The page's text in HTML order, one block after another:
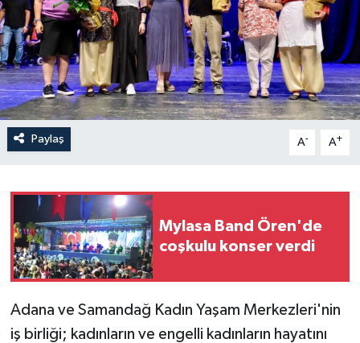
Paylaş A- A+
Mylasa Band Ören'de
coşkulu konser verdi
Adana ve Samandağ Kadın Yaşam Merkezleri'nin
iş birliği; kadınların ve engelli kadınların hayatını